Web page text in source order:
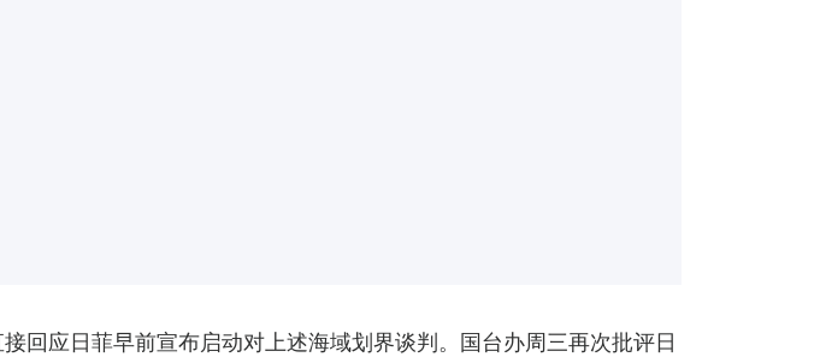
回应日菲早前宣布启动对上述海域划界谈判。国台办周三再次批评日